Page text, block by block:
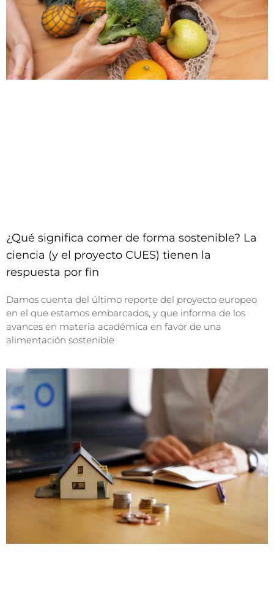
¿Qué significa comer de forma sostenible? La
ciencia (y el proyecto CUES) tienen la
respuesta por fin
Damos cuenta del último reporte del proyecto europeo
en el que estamos embarcados, y que informa de los
avances en materia académica en favor de una
alimentación sostenible